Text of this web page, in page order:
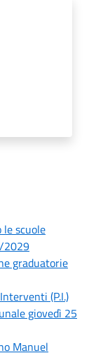
le scuole
2029
graduatorie
(P.I.)
giovedì 25
Manuel